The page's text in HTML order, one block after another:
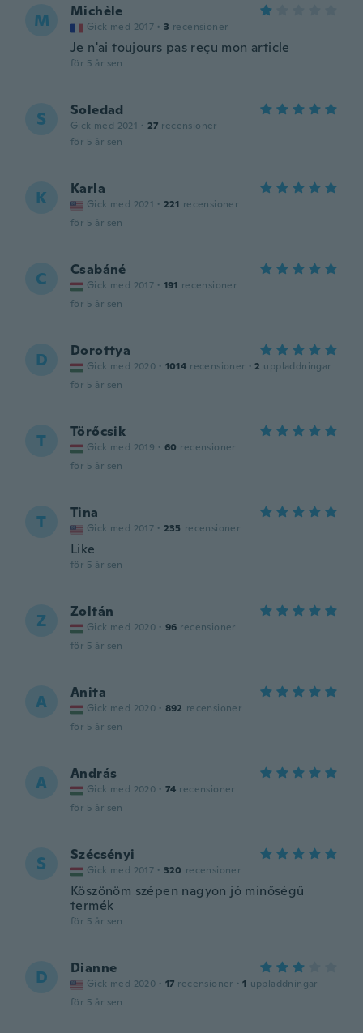
M Michèle
Gick med 2017 · 3 recensioner
Je n'ai toujours pas reçu mon article
för 5 år sen
S Soledad
Gick med 2021 · 27 recensioner
för 5 år sen
K Karla
Gick med 2021 · 221 recensioner
för 5 år sen
C Csabáné
Gick med 2017 · 191 recensioner
för 5 år sen
D Dorottya
Gick med 2020 · 1014 recensioner · 2 uppladdningar
för 5 år sen
T Törőcsik
Gick med 2019 · 60 recensioner
för 5 år sen
T Tina
Gick med 2017 · 235 recensioner
Like
för 5 år sen
Z Zoltán
Gick med 2020 · 96 recensioner
för 5 år sen
A Anita
Gick med 2020 · 892 recensioner
för 5 år sen
A András
Gick med 2020 · 74 recensioner
för 5 år sen
S Szécsényi
Gick med 2017 · 320 recensioner
Köszönöm szépen nagyon jó minőségű
termék
för 5 år sen
D Dianne
Gick med 2020 · 17 recensioner · 1 uppladdningar
för 5 år sen